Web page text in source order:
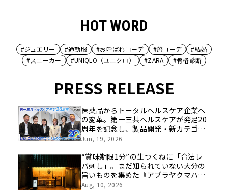
HOT WORD
#ジュエリー #通勤服 #お呼ばれコーデ #旅コーデ
#結婚
#スニーカー
#UNIQLO（ユニクロ） #ZARA #骨格診断
PRESS RELEASE
医薬品からトータルヘルスケア企業へ
の変革。第一三共ヘルスケアが発足20
周年を記念し、製品開発・新カテゴリ
挑戦の舞台や旧社統合時のエピソード
像を公開！
Jun, 19, 2026
“賞味期限1分”の生つくねに「合法レ
バ刺し」。まだ知られていない大分の
旨いものを集めた『アブラヤクマハ
チ』が中野に誕生
Aug, 10, 2026